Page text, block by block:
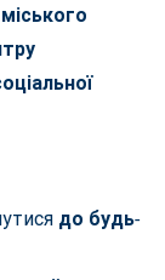
до будь-